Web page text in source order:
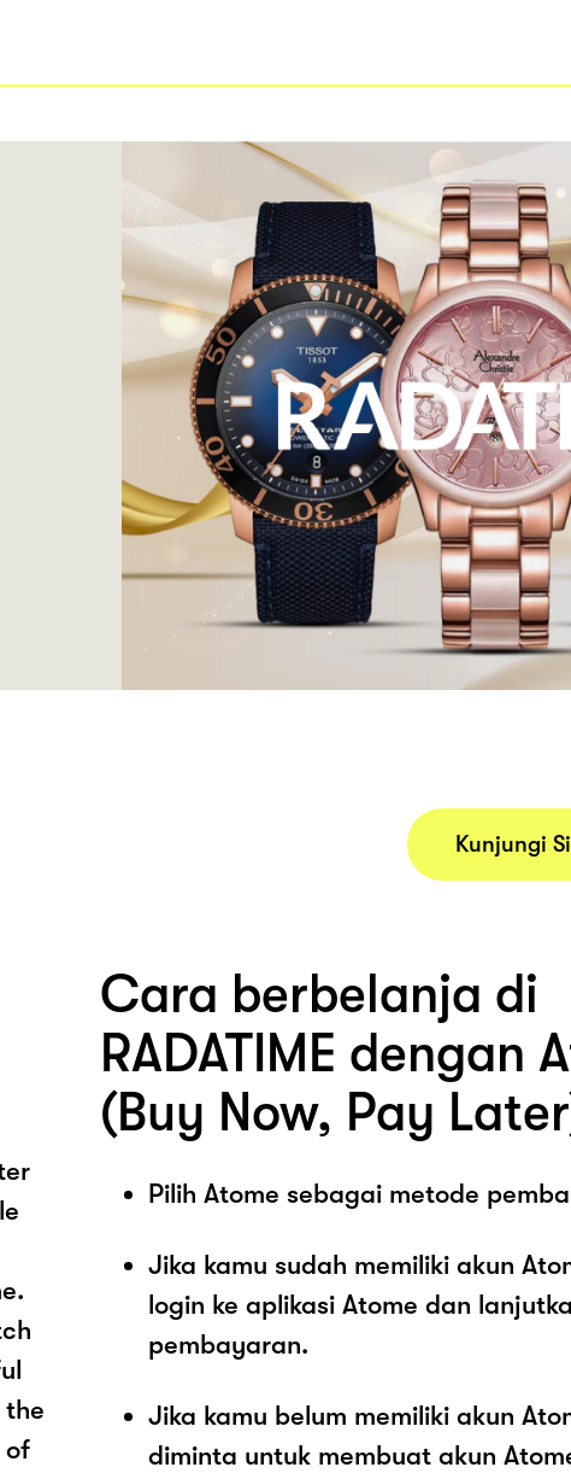
of
Kunjungi
Cara berbelanja di
RADATIME dengan
(Buy Now, Pay
Pilih Atome sebagai metode
Jika kamu sudah memiliki akun
login ke aplikasi Atome dan
pembayaran.
Jika kamu belum memiliki akun
diminta untuk membuat akun